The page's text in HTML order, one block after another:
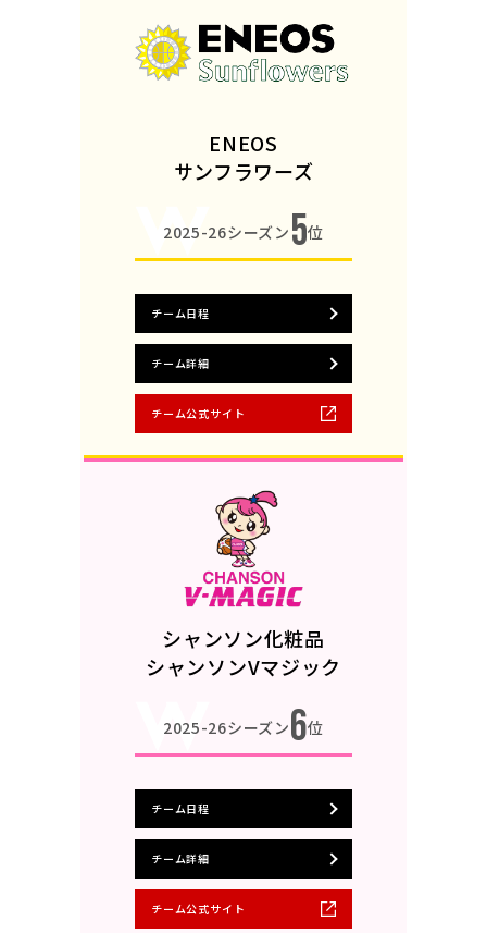
ENEOS
サンフラワーズ
2025-26シーズン 5位
チーム日程
チーム詳細
チーム公式サイト
シャンソン化粧品
シャンソンVマジック
2025-26シーズン6位
チーム日程
チーム詳細
チーム公式サイト